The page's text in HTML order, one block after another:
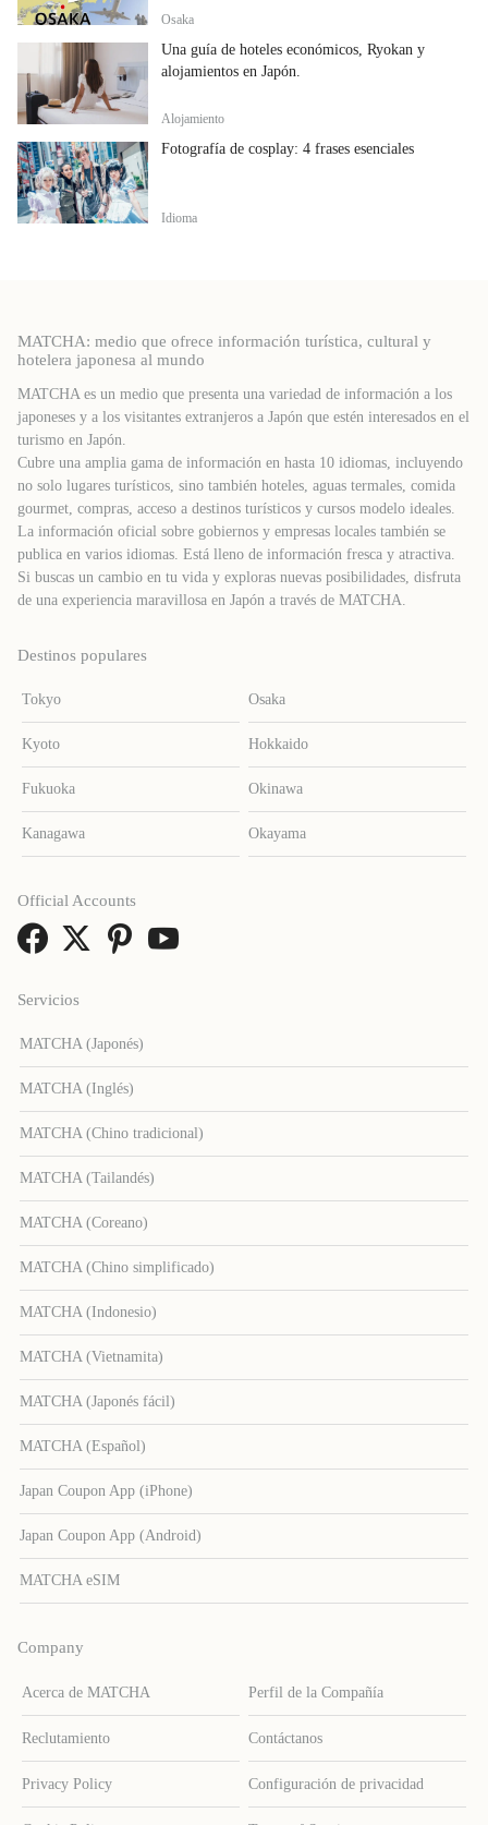
Osaka
Una guía de hoteles económicos, Ryokan y
alojamientos en Japón.
Alojamiento
Fotografía de cosplay: 4 frases esenciales
Idioma
MATCHA: medio que ofrece información turística, cultural y
hotelera japonesa al mundo
MATCHA es un medio que presenta una variedad de información a los
japoneses y a los visitantes extranjeros a Japón que estén interesados ​​en el
turismo en Japón.
Cubre una amplia gama de información en hasta 10 idiomas, incluyendo
no solo lugares turísticos, sino también hoteles, aguas termales, comida
gourmet, compras, acceso a destinos turísticos y cursos modelo ideales.
La información oficial sobre gobiernos y empresas locales también se
publica en varios idiomas. Está lleno de información fresca y atractiva.
Si buscas un cambio en tu vida y exploras nuevas posibilidades, disfruta
de una experiencia maravillosa en Japón a través de MATCHA.
Destinos populares
Tokyo Osaka
Kyoto Hokkaido
Fukuoka Okinawa
Kanagawa Okayama
Servicios
MATCHA (Japonés)
MATCHA (Inglés)
MATCHA (Chino tradicional)
MATCHA (Tailandés)
MATCHA (Coreano)
MATCHA (Chino simplificado)
MATCHA (Indonesio)
MATCHA (Vietnamita)
MATCHA (Japonés fácil)
MATCHA (Español)
Japan Coupon App (iPhone)
Japan Coupon App (Android)
MATCHA eSIM
Company
Acerca de MATCHA Perfil de la Compañía
Reclutamiento Contáctanos
Privacy Policy Configuración de privacidad
Official Accounts